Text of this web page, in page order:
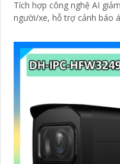
Tích hợp công nghệ AI
người/xe, hỗ trợ cảnh báo